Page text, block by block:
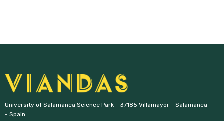
University of Salamanca Science Park - 37185 Villamayor - Salamanca
- Spain